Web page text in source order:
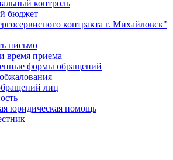
контроль
бюджет
контракта г. Михайловск"
письмо
время приема
формы обращений
лиц
юридическая помощь